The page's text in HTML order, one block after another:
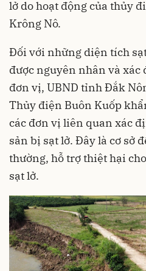
lở do hoạt động của thủy
Krông Nô.
Đối với những diện tích
được nguyên nhân và
đơn vị, UBND tỉnh Đắk
Thủy điện Buôn Kuốp
các đơn vị liên quan xác
sản bị sạt lở. Đây là cơ sở
thường, hỗ trợ thiệt hại
sạt lở.